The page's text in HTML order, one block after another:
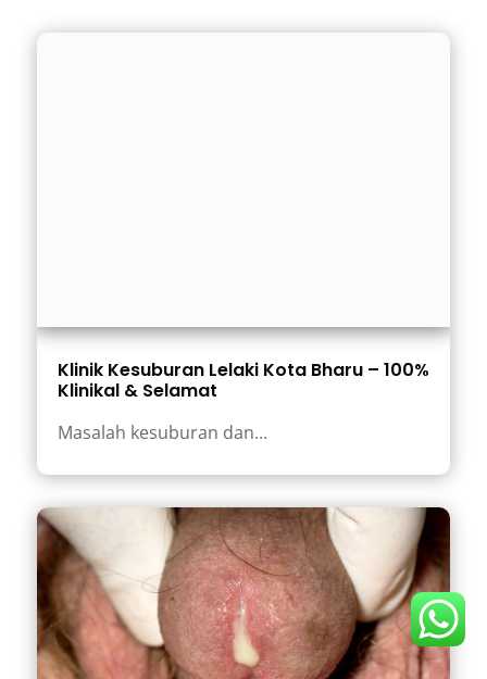
Klinik Kesuburan Lelaki Kota Bharu – 100%
Klinikal & Selamat
Masalah kesuburan dan...